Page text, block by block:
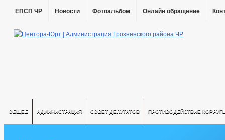
ЕПСП ЧР Новости Фотоальбом Онлайн обращение
ОБЩЕЕ АДМИНИСТРАЦИЯ СОВЕТ ДЕПУТАТОВ ПРОТИВОДЕЙСТВИЕ